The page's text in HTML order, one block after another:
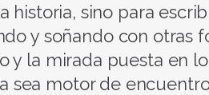
historia, sino para
y soñando con otras
y la mirada puesta en
sea motor de